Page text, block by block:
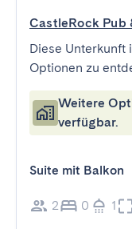
CastleRock Pub
Diese Unterkunft
Optionen zu
Weitere
verfügbar.
Suite mit Balkon
2 0 1